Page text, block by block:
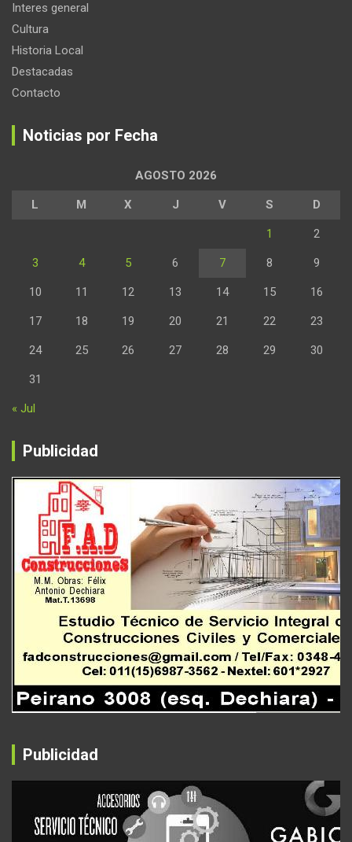
Interes general
Cultura
Historia Local
Destacadas
Contacto
Noticias por Fecha
AGOSTO 2026
L M X J V S D
1 2
3 4 5 6 7 8 9
10 11 12 13 14 15 16
17 18 19 20 21 22 23
24 25 26 27 28 29 30
31
« Jul
Publicidad
Publicidad